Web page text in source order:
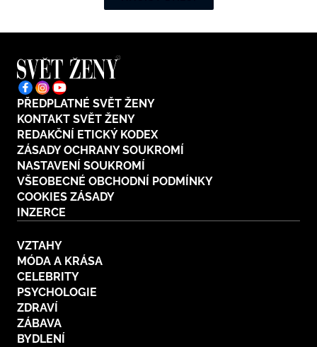
PŘEDPLATNÉ SVĚT ŽENY
KONTAKT SVĚT ŽENY
REDAKČNÍ ETICKÝ KODEX
ZÁSADY OCHRANY SOUKROMÍ
NASTAVENÍ SOUKROMÍ
VŠEOBECNÉ OBCHODNÍ PODMÍNKY
COOKIES ZÁSADY
INZERCE
VZTAHY
MÓDA A KRÁSA
CELEBRITY
PSYCHOLOGIE
ZDRAVÍ
ZÁBAVA
BYDLENÍ